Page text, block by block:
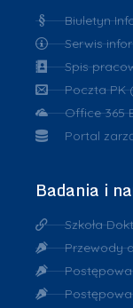
Biuletyn
Serwis
Spis
Poczta PK
Office 365
Portal
Badania i
Szkoła
Przewody